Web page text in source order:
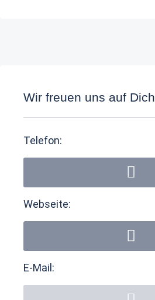
Wir freuen uns auf Dich
Telefon:
Webseite:
E-Mail: